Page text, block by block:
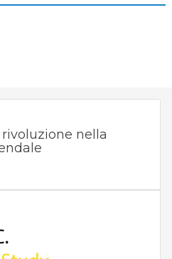
nella